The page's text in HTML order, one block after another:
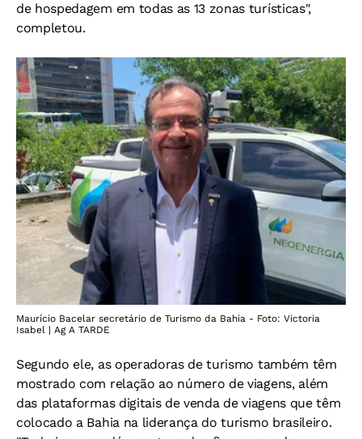
de hospedagem em todas as 13 zonas turísticas",
completou.
Maurício Bacelar secretário de Turismo da Bahia - Foto: Victoria
Isabel | Ag A TARDE
Segundo ele, as operadoras de turismo também têm
mostrado com relação ao número de viagens, além
das plataformas digitais de venda de viagens que têm
colocado a Bahia na liderança do turismo brasileiro.